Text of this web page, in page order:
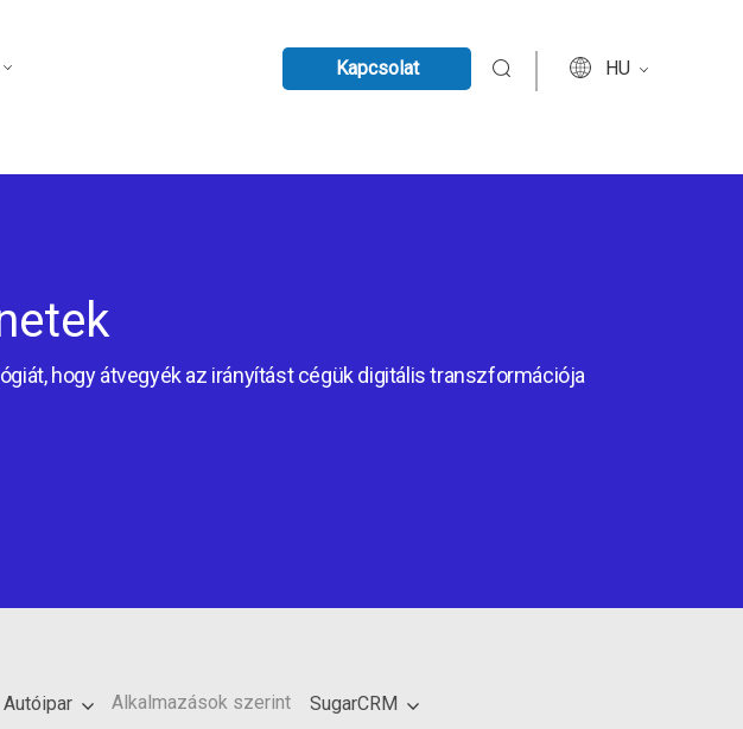
Kapcsolat HU
hogy átvegyék az irányítást cégük digitális transzformációja
Autóipar Alkalmazások szerint SugarCRM